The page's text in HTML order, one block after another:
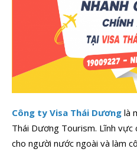
Công ty Visa Thái Dương là
Thái Dương Tourism. Lĩnh vực
cho người nước ngoài và làm